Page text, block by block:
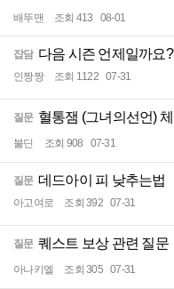
배뚜맨 조회 413 08-01
잡담 다음 시즌 언제일까요
인짱짱 조회 1122 07-31
질문 혈통잼 (그녀의선언)
불딘 조회 908 07-31
질문 데드아이 피 낮추는법
아고여로 조회 392 07-31
질문 퀘스트 보상 관련 질문
아나키엘 조회 305 07-31